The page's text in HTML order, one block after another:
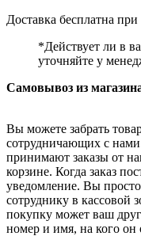
Доставка бесплатна при
*Действует ли в
уточняйте у
Самовывоз из
Вы можете забрать
сотрудничающих с
принимают заказы от
корзине. Когда заказ
уведомление. Вы просто
сотруднику в кассовой
покупку может ваш
номер и имя, на кого он